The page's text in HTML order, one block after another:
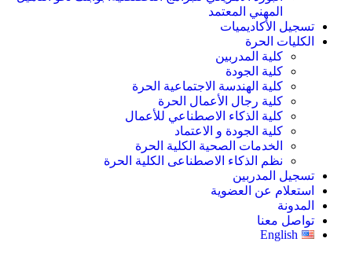
المهني المعتمد
تسجيل الأكاديميات
الكليات الحرة
كلية المدربين
كلية الجودة
كلية الهندسة الاجتماعية الحرة
كلية رجال الأعمال الحرة
كلية الذكاء الاصطناعي للأعمال
كلية الجودة و الاعتماد
الخدمات الصحية الكلية الحرة
نظم الذكاء الاصطناعى الكلية الحرة
تسجيل المدربين
استعلام عن العضوية
المدونة
تواصل معنا
English